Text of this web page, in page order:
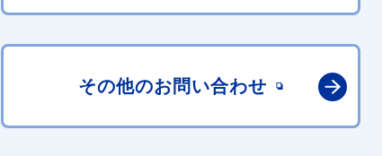
その他のお問い合わせ